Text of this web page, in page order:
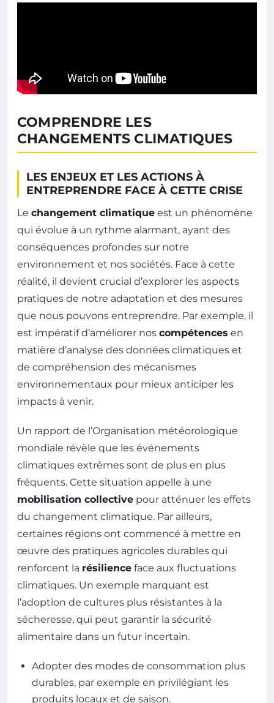
COMPRENDRE LES
CHANGEMENTS CLIMATIQUES
LES ENJEUX ET LES ACTIONS À
ENTREPRENDRE FACE À CETTE CRISE
Le changement climatique est un phénomène
qui évolue à un rythme alarmant, ayant des
conséquences profondes sur notre
environnement et nos sociétés. Face à cette
réalité, il devient crucial d’explorer les aspects
pratiques de notre adaptation et des mesures
que nous pouvons entreprendre. Par exemple, il
est impératif d’améliorer nos compétences en
matière d’analyse des données climatiques et
de compréhension des mécanismes
environnementaux pour mieux anticiper les
impacts à venir.
Un rapport de l’Organisation météorologique
mondiale révèle que les événements
climatiques extrêmes sont de plus en plus
fréquents. Cette situation appelle à une
mobilisation collective pour atténuer les effets
du changement climatique. Par ailleurs,
certaines régions ont commencé à mettre en
œuvre des pratiques agricoles durables qui
renforcent la résilience face aux fluctuations
climatiques. Un exemple marquant est
l’adoption de cultures plus résistantes à la
sécheresse, qui peut garantir la sécurité
alimentaire dans un futur incertain.
Adopter des modes de consommation plus
durables, par exemple en privilégiant les
produits locaux et de saison.